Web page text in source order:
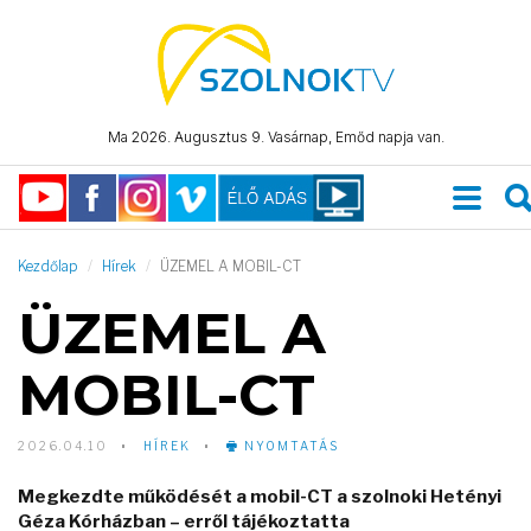
Ma 2026. Augusztus 9. Vasárnap, Emőd napja van.
Kezdőlap Hírek ÜZEMEL A MOBIL-CT
ÜZEMEL A
MOBIL-CT
2026.04.10 HÍREK NYOMTATÁS
Megkezdte működését a mobil-CT a szolnoki Hetényi
Géza Kórházban – erről tájékoztatta